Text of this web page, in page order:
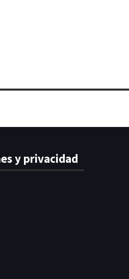
y privacidad